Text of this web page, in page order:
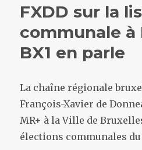
FXDD sur la
communale à
BX1 en parle
La chaîne régionale
François-Xavier de
MR+ à la Ville de
élections communales du